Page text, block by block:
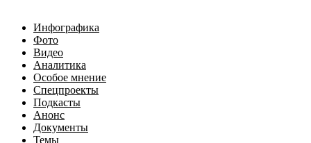
Инфографика
Фото
Видео
Аналитика
Особое мнение
Спецпроекты
Подкасты
Анонс
Документы
Темы